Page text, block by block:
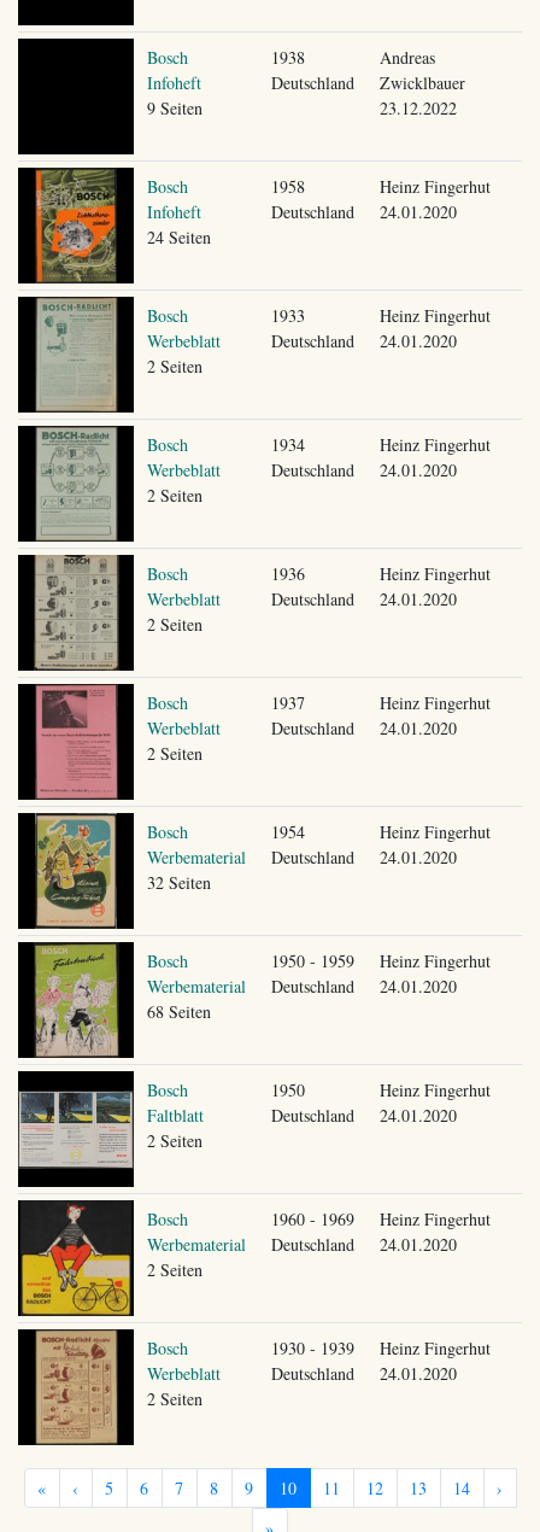
Bosch
Infoheft
9 Seiten
1938
Deutschland
Andreas
Zwicklbauer
23.12.2022
Bosch
Infoheft
24 Seiten
1958
Deutschland
Heinz Fingerhut
24.01.2020
Bosch
Werbeblatt
2 Seiten
1933
Deutschland
Heinz Fingerhut
24.01.2020
Bosch
Werbeblatt
2 Seiten
1934
Deutschland
Heinz Fingerhut
24.01.2020
Bosch
Werbeblatt
2 Seiten
1936
Deutschland
Heinz Fingerhut
24.01.2020
Bosch
Werbeblatt
2 Seiten
1937
Deutschland
Heinz Fingerhut
24.01.2020
Bosch
Werbematerial
32 Seiten
1954
Deutschland
Heinz Fingerhut
24.01.2020
Bosch
Werbematerial
68 Seiten
1950 - 1959
Deutschland
Heinz Fingerhut
24.01.2020
Bosch
Faltblatt
2 Seiten
1950
Deutschland
Heinz Fingerhut
24.01.2020
Bosch
Werbematerial
2 Seiten
1960 - 1969
Deutschland
Heinz Fingerhut
24.01.2020
Bosch
Werbeblatt
2 Seiten
1930 - 1939
Deutschland
Heinz Fingerhut
24.01.2020
« ‹ 5 6 7 8 9 10 11 12 13 14
›
»